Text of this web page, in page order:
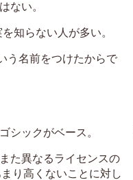
ない。
知らない人が多い。
う名前をつけたからで
シックがベース。
た異なるライセンスの
り高くないことに対し